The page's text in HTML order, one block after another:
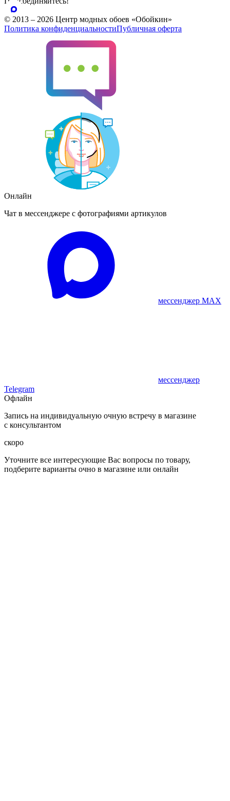
© 2013 – 2026 Центр модных обоев «Обойкин»
Политика конфиденциальностиПубличная оферта
Онлайн
Чат в мессенджере с фотографиями артикулов
мессенджер MAX
мессенджер
Telegram
Офлайн
Запись на индивидуальную очную встречу в магазине
с консультантом
скоро
Уточните все интересующие Вас вопросы по товару,
подберите варианты очно в магазине или онлайн